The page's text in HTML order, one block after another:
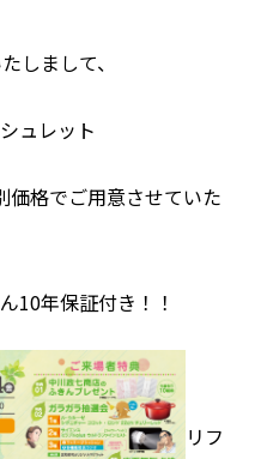
しまして、
ュレット
価格でご用意させていた
10年保証付き！！
リフ